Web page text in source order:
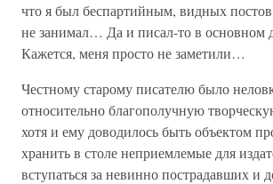
что я был беспартийным, видных
не занимал… Да и писал-то в основном
Кажется, меня просто не заметили…
Честному старому писателю было
относительно благополучную
хотя и ему доводилось быть объектом
хранить в столе неприемлемые для
вступаться за невинно пострадавших и